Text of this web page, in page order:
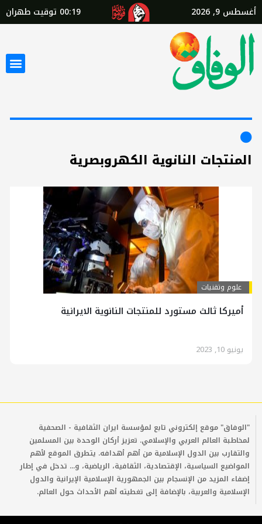
أغسطس 9, 2026 00:19 توقيت طهران
المنتجات النانوية الكهروبصرية
علوم وتقنيات
أميركا ثالث مستورد للمنتجات النانوية الايرانية
يونيو 10, 2023
"الوفاق" موقع إلكتروني تابع لمؤسسة ايران الثقافية - الصحفية
لمخاطبة العالم العربي والإسلامي. تعزيز أركان الوحدة بين المسلمين
والتقارب بين الدول الإسلامية من أهم أهدافه. يتطرق الموقع لأهم
المواضيع السياسية، الإقتصادية، الثقافية، الرياضية، و... تدخل في إطار
إضفاء المزيد من الإنسجام بين الجمهورية الإسلامية الإيرانية والدول
الإسلامية والعربية، بالإضافة إلى تغطيته أهم الأحداث حول العالم.